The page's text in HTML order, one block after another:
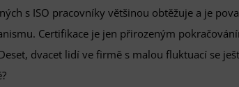
s ISO pracovníky většinou obtěžuje a je
Certifikace je jen přirozeným
dvacet lidí ve firmě s malou fluktuací se